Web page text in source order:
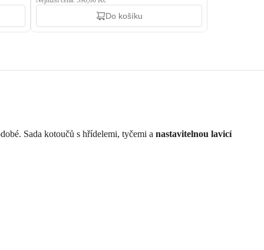
Do košíku
Sada kotoučů s hřídelemi, tyčemi a nastavitelnou lavicí